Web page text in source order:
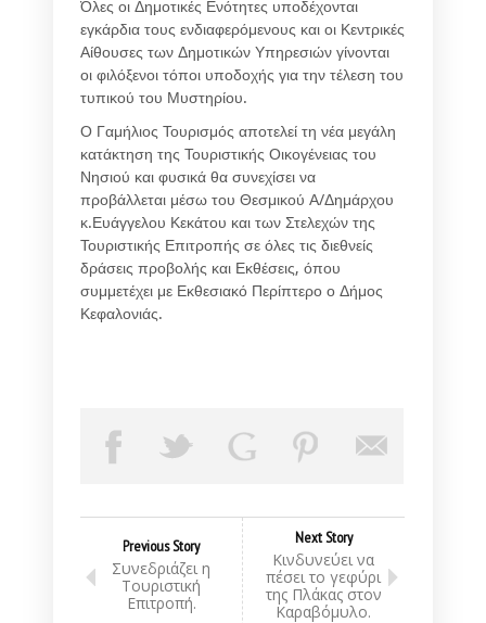
Όλες οι Δημοτικές Ενότητες υποδέχονται
εγκάρδια τους ενδιαφερόμενους και οι Κεντρικές
Αίθουσες των Δημοτικών Υπηρεσιών γίνονται
οι φιλόξενοι τόποι υποδοχής για την τέλεση του
τυπικού του Μυστηρίου.
Ο Γαμήλιος Τουρισμός αποτελεί τη νέα μεγάλη
κατάκτηση της Τουριστικής Οικογένειας του
Νησιού και φυσικά θα συνεχίσει να
προβάλλεται μέσω του Θεσμικού Α/Δημάρχου
κ.Ευάγγελου Κεκάτου και των Στελεχών της
Τουριστικής Επιτροπής σε όλες τις διεθνείς
δράσεις προβολής και Εκθέσεις, όπου
συμμετέχει με Εκθεσιακό Περίπτερο ο Δήμος
Κεφαλονιάς.
Previous Story
Συνεδριάζει η
Τουριστική
Επιτροπή.
Next Story
Κινδυνεύει να
πέσει το γεφύρι
της Πλάκας στον
Καραβόμυλο.